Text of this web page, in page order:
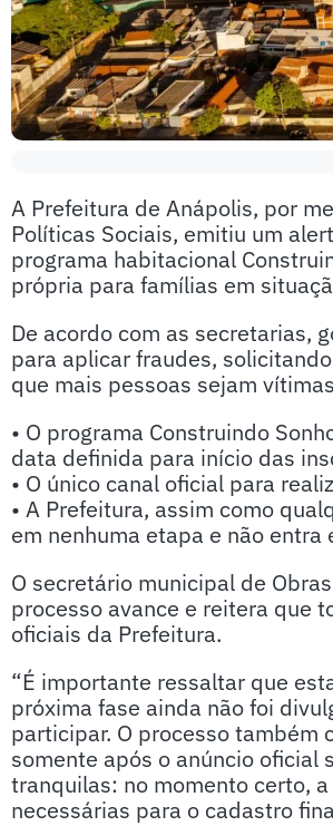
A Prefeitura de Anápolis, por
Políticas Sociais, emitiu um
programa habitacional
própria para famílias em
De acordo com as secretarias,
para aplicar fraudes,
que mais pessoas sejam
• O programa Construindo
data definida para início das
• O único canal oficial para
• A Prefeitura, assim como
em nenhuma etapa e não
O secretário municipal de
processo avance e reitera que
oficiais da Prefeitura.
“É importante ressaltar que
próxima fase ainda não foi
participar. O processo também
somente após o anúncio oficial
tranquilas: no momento certo,
necessárias para o cadastro